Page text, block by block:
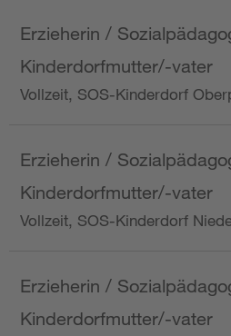
Erzieherin /
Kinderdorfmutter/-vater
Vollzeit, SOS-Kinderdorf
Erzieherin /
Kinderdorfmutter/-vater
Vollzeit, SOS-Kinderdorf
Erzieherin /
Kinderdorfmutter/-vater